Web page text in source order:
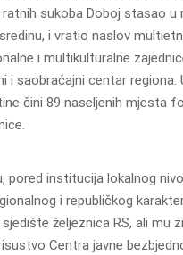
sukoba Doboj stasao u
i vratio naslov
i multikulturalne
i saobraćajni centar regiona.
čini 89 naseljenih mjesta
pored institucija lokalnog
i republičkog
željeznica RS, ali mu
Centra javne